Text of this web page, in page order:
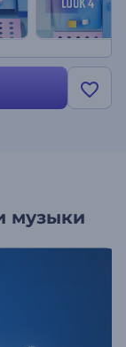
музыки